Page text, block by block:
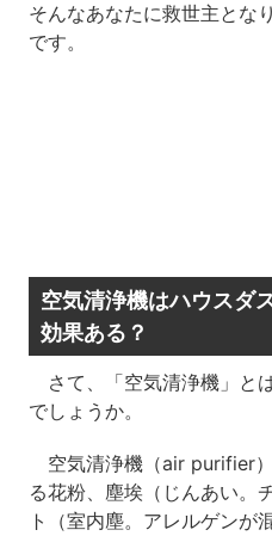
そんなあなたに救世主とな
です。
空気清浄機はハウスダ
効果ある？
さて、「空気清浄機」と
でしょうか。
空気清浄機（air purifier
る花粉、塵埃（じんあい。
ト（室内塵。アレルゲンが